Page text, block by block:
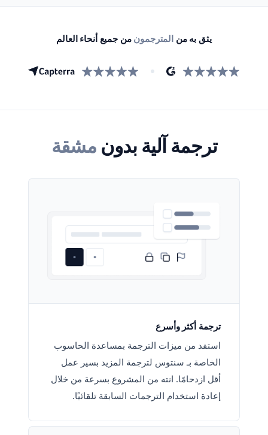
يثق به من المترجمون من جميع أنحاء العالم
ترجمة آلية بدونمشقة
ترجمة أكثر وأسرع
استفد من ميزات الترجمة بمساعدة الحاسوب
الخاصة بـ سنتوس لترجمة المزيد بسير عمل
أقل ازدحامًا. انته من المشروع بسرعة من خلال
إعادة استخدام الترجمات السابقة تلقائيًا.